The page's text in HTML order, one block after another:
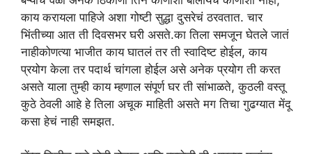
काय करायला पाहिजे अशा गोष्टी सुद्धा दुसरेचं ठरवतात. चार
भिंतीच्या आत ती दिवसभर घरी असते.का तिला समजून घेतले जातं
नाहीकोणत्या भाजीत काय घातलं तर ती स्वादिष्ट होईल, काय
प्रयोग केला तर पदार्थ चांगला होईल असे अनेक प्रयोग ती करत
असते याला तुम्ही काय म्हणाल संपूर्ण घर ती सांभाळते, कुठली वस्तू
कुठे ठेवली आहे हे तिला अचूक माहिती असते मग तिचा गुढग्यात मेंदू
कसा हेचं नाही समझत.